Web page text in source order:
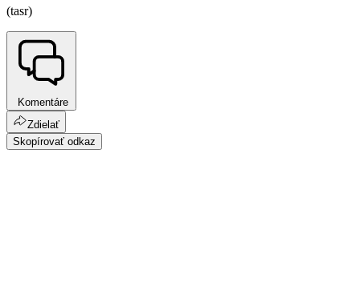
(tasr)
Komentáre
Zdielať
Skopírovať odkaz